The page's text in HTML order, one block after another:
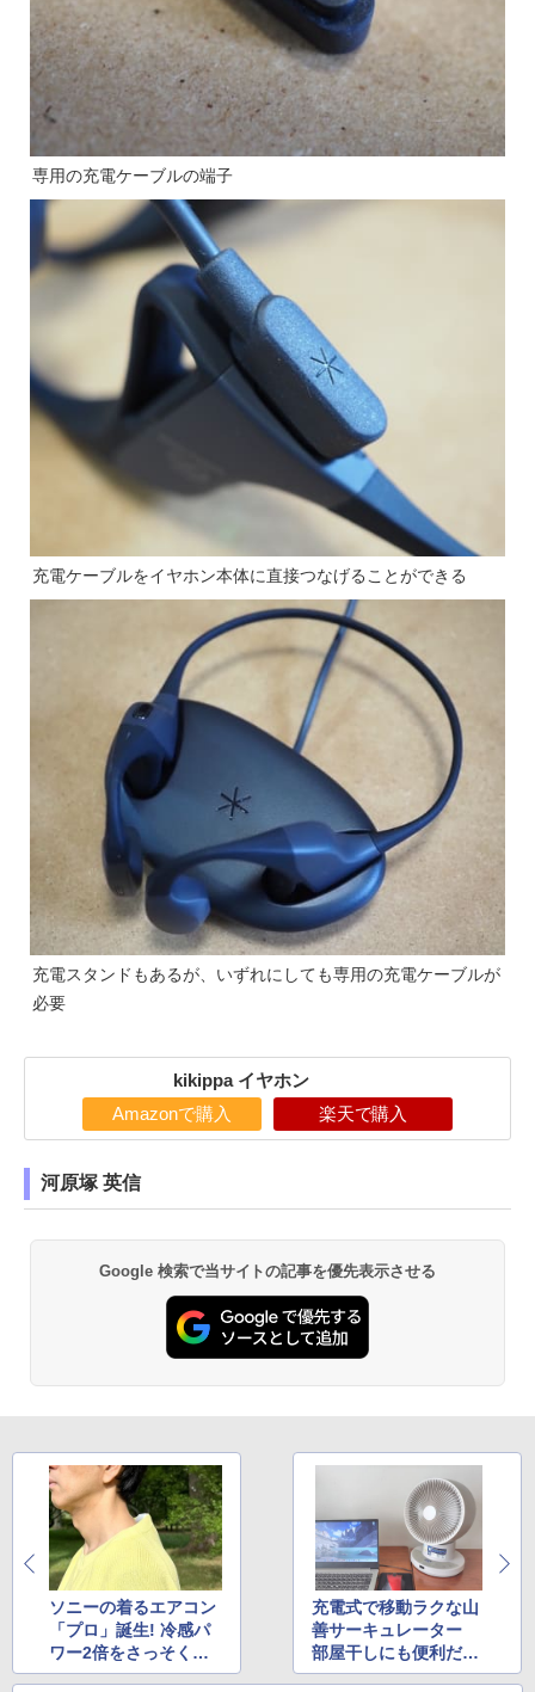
専用の充電ケーブルの端子
充電ケーブルをイヤホン本体に直接つなげることができる
充電スタンドもあるが、いずれにしても専用の充電ケーブルが
必要
kikippa イヤホン
Amazonで購入 楽天で購入
河原塚 英信
Google 検索で当サイトの記事を優先表示させる
ソニーの着るエアコン
「プロ」誕生! 冷感パ
ワー2倍をさっそく体
験
充電式で移動ラクな山
善サーキュレーター
部屋干しにも便利だっ
た!